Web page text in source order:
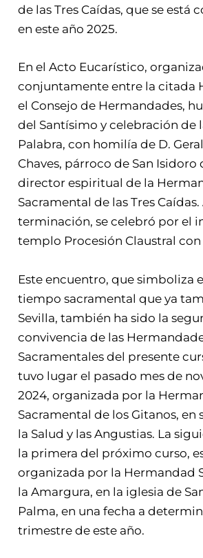
de las Tres Caídas, que se está
en este año 2025.
En el Acto Eucarístico,
conjuntamente entre la citada
el Consejo de Hermandades,
del Santísimo y celebración de
Palabra, con homilía de D.
Chaves, párroco de San Isidoro
director espiritual de la
Sacramental de las Tres Caídas.
terminación, se celebró por el
templo Procesión Claustral con
Este encuentro, que simboliza
tiempo sacramental que ya
Sevilla, también ha sido la
convivencia de las
Sacramentales del presente
tuvo lugar el pasado mes de
2024, organizada por la
Sacramental de los Gitanos, en
la Salud y las Angustias. La
la primera del próximo curso,
organizada por la Hermandad
la Amargura, en la iglesia de
Palma, en una fecha a
trimestre de este año.